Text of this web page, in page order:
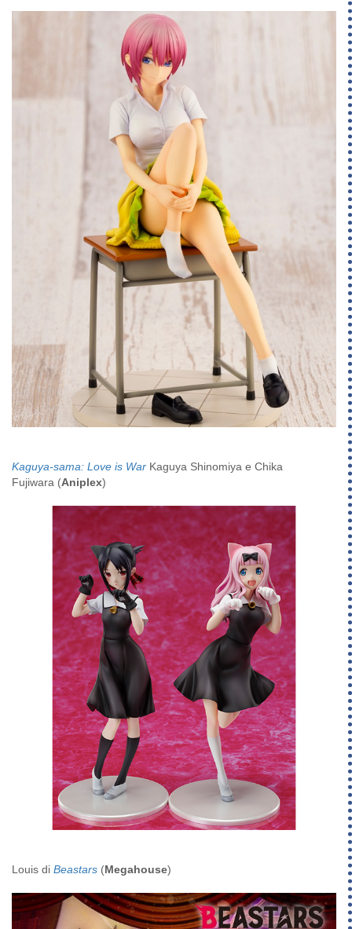
Kaguya-sama: Love is War Kaguya Shinomiya e Chika
Fujiwara (Aniplex)
Louis di Beastars (Megahouse)